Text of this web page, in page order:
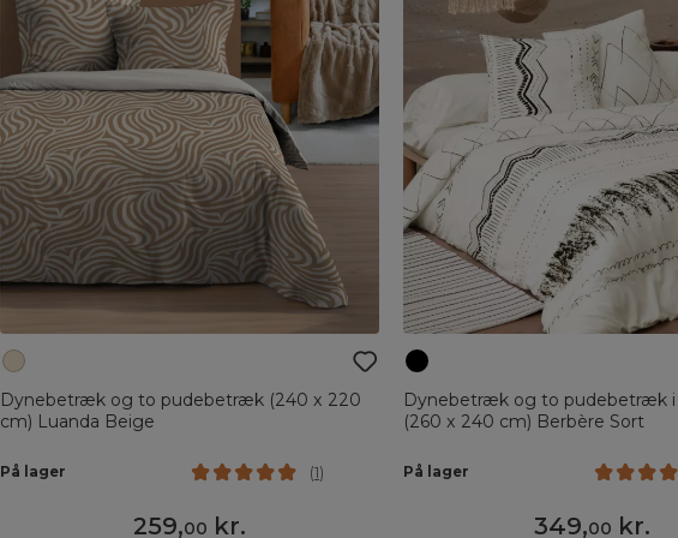
Dynebetræk og to pudebetræk (240 x 220
cm) Luanda Beige
På lager (1)
259,00 kr.
Dynebetræk og to pudebetræk
(260 x 240 cm) Berbère Sort
På lager
349,00 kr.